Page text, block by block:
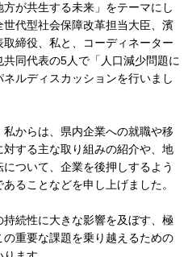
が共生する未来」をテーマにし
代型社会保障改革担当大臣、濱
締役、私と、コーディネーター
同代表の5人で「人口減少問題に
ルディスカッションを行いまし
からは、県内企業への就職や移
する主な取り組みの紹介や、地
ついて、企業を後押しするよう
ることなどを申し上げました。
続性に大きな影響を及ぼす、極
重要な課題を乗り越えるための